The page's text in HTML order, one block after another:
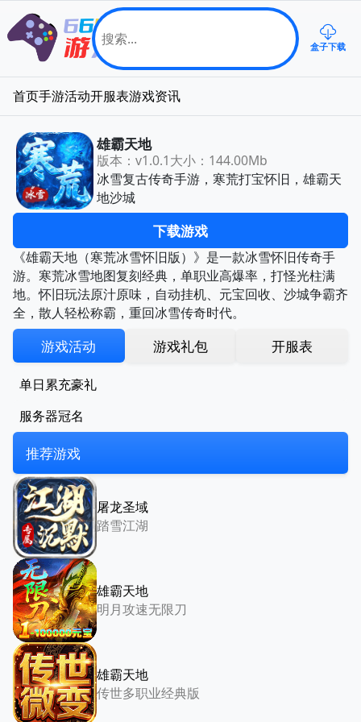
盒子下载
首页手游活动开服表游戏资讯
雄霸天地
版本：v1.0.1大小：144.00Mb
冰雪复古传奇手游，寒荒打宝怀旧，雄霸天
地沙城
下载游戏
《雄霸天地（寒荒冰雪怀旧版）》是一款冰雪怀旧传奇手
游。寒荒冰雪地图复刻经典，单职业高爆率，打怪光柱满
地。怀旧玩法原汁原味，自动挂机、元宝回收、沙城争霸齐
全，散人轻松称霸，重回冰雪传奇时代。
游戏活动 游戏礼包 开服表
单日累充豪礼
服务器冠名
推荐游戏
屠龙圣域
踏雪江湖
雄霸天地
明月攻速无限刀
雄霸天地
传世多职业经典版